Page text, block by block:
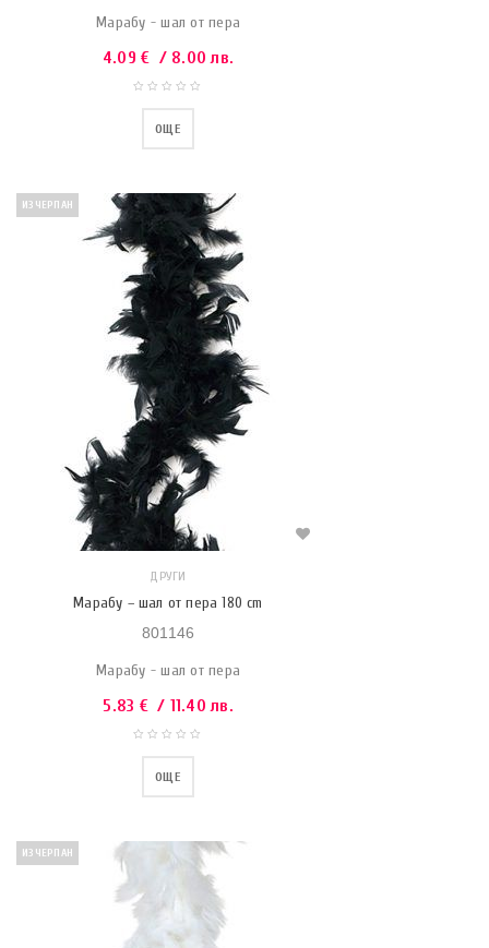
Марабу - шал от пера
4.09€ / 8.00 лв.
ОЩЕ
ИЗЧЕРПАН
ДРУГИ
Марабу – шал от пера 180 cm
801146
Марабу - шал от пера
5.83 € / 11.40 лв.
ОЩЕ
ИЗЧЕРПАН